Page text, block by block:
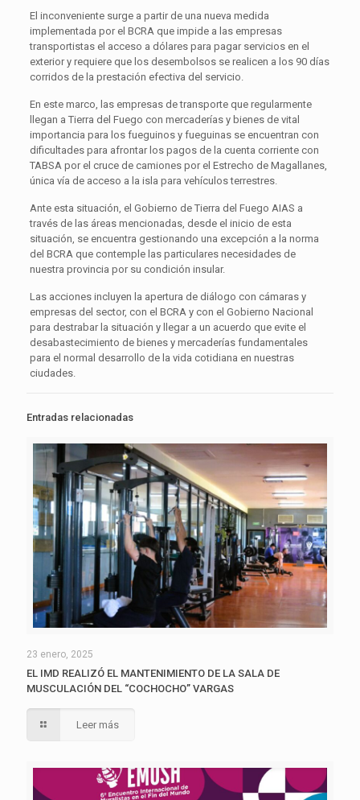
El inconveniente surge a partir de una nueva medida
implementada por el BCRA que impide a las empresas
transportistas el acceso a dólares para pagar servicios en el
exterior y requiere que los desembolsos se realicen a los 90 días
corridos de la prestación efectiva del servicio.
En este marco, las empresas de transporte que regularmente
llegan a Tierra del Fuego con mercaderías y bienes de vital
importancia para los fueguinos y fueguinas se encuentran con
dificultades para afrontar los pagos de la cuenta corriente con
TABSA por el cruce de camiones por el Estrecho de Magallanes,
única vía de acceso a la isla para vehículos terrestres.
Ante esta situación, el Gobierno de Tierra del Fuego AIAS a
través de las áreas mencionadas, desde el inicio de esta
situación, se encuentra gestionando una excepción a la norma
del BCRA que contemple las particulares necesidades de
nuestra provincia por su condición insular.
Las acciones incluyen la apertura de diálogo con cámaras y
empresas del sector, con el BCRA y con el Gobierno Nacional
para destrabar la situación y llegar a un acuerdo que evite el
desabastecimiento de bienes y mercaderías fundamentales
para el normal desarrollo de la vida cotidiana en nuestras
ciudades.
Entradas relacionadas
23 enero, 2025
EL IMD REALIZÓ EL MANTENIMIENTO DE LA SALA DE
MUSCULACIÓN DEL “COCHOCHO” VARGAS
Leer más